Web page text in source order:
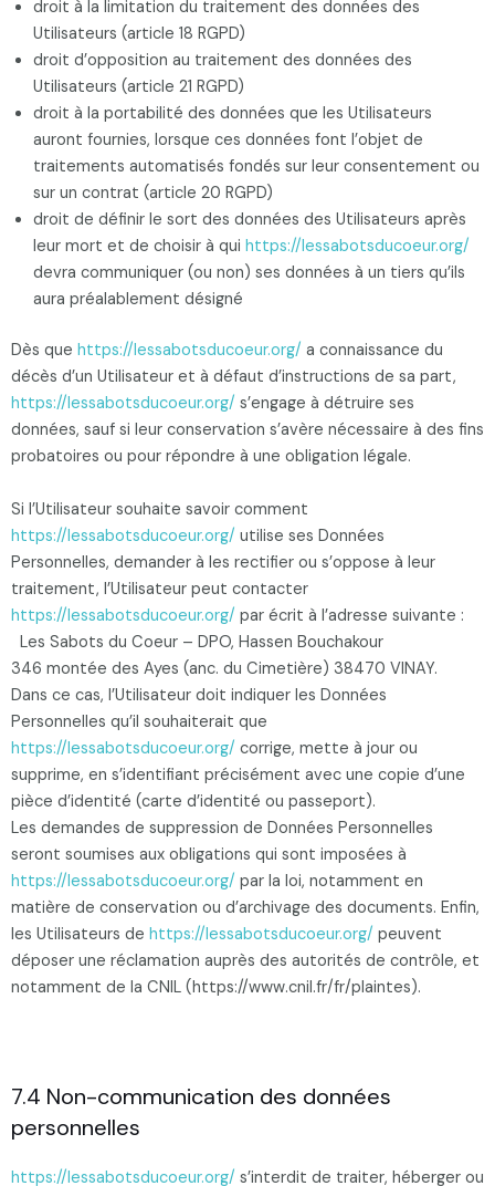
droit à la limitation du traitement des données des
Utilisateurs (article 18 RGPD)
droit d’opposition au traitement des données des
Utilisateurs (article 21 RGPD)
droit à la portabilité des données que les Utilisateurs
auront fournies, lorsque ces données font l’objet de
traitements automatisés fondés sur leur consentement ou
sur un contrat (article 20 RGPD)
droit de définir le sort des données des Utilisateurs après
leur mort et de choisir à qui https://lessabotsducoeur.org/
devra communiquer (ou non) ses données à un tiers qu’ils
aura préalablement désigné
Dès que https://lessabotsducoeur.org/ a connaissance du
décès d’un Utilisateur et à défaut d’instructions de sa part,
https://lessabotsducoeur.org/ s’engage à détruire ses
données, sauf si leur conservation s’avère nécessaire à des fins
probatoires ou pour répondre à une obligation légale.
Si l’Utilisateur souhaite savoir comment
https://lessabotsducoeur.org/ utilise ses Données
Personnelles, demander à les rectifier ou s’oppose à leur
traitement, l’Utilisateur peut contacter
https://lessabotsducoeur.org/ par écrit à l’adresse suivante :
Les Sabots du Coeur – DPO, Hassen Bouchakour
346 montée des Ayes (anc. du Cimetière) 38470 VINAY.
Dans ce cas, l’Utilisateur doit indiquer les Données
Personnelles qu’il souhaiterait que
https://lessabotsducoeur.org/ corrige, mette à jour ou
supprime, en s’identifiant précisément avec une copie d’une
pièce d’identité (carte d’identité ou passeport).
Les demandes de suppression de Données Personnelles
seront soumises aux obligations qui sont imposées à
https://lessabotsducoeur.org/ par la loi, notamment en
matière de conservation ou d’archivage des documents. Enfin,
les Utilisateurs de https://lessabotsducoeur.org/ peuvent
déposer une réclamation auprès des autorités de contrôle, et
notamment de la CNIL (https://www.cnil.fr/fr/plaintes).
7.4 Non-communication des données
personnelles
https://lessabotsducoeur.org/ s’interdit de traiter, héberger ou